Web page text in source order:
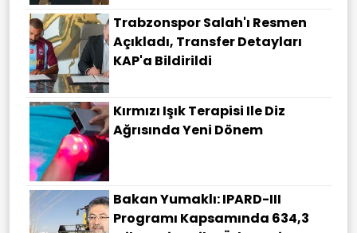
Trabzonspor Salah'ı Resmen
Açıkladı, Transfer Detayları
KAP'a Bildirildi
Kırmızı Işık Terapisi Ile Diz
Ağrısında Yeni Dönem
Bakan Yumaklı: IPARD-III
Programı Kapsamında 634,3